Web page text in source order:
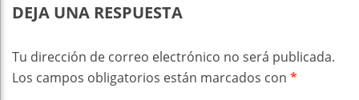
DEJA UNA RESPUESTA
Tu dirección de correo electrónico no será publicada.
Los campos obligatorios están marcados con *